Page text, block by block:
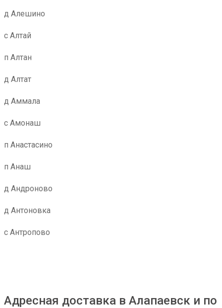
д Алешино
с Алтай
п Алтан
д Алтат
д Аммала
с Амонаш
п Анастасино
п Анаш
д Андроново
д Антоновка
с Антропово
Адресная доставка в Алапаевск и по